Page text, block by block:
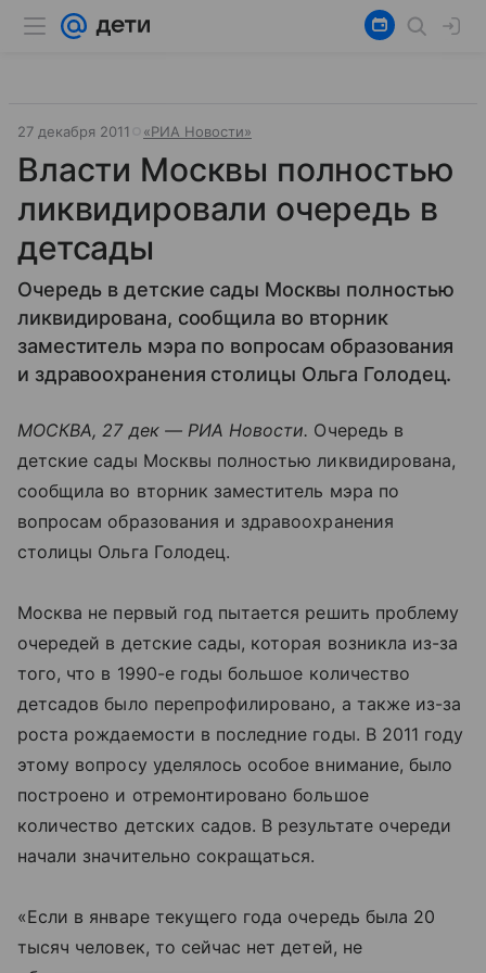
27 декабря 2011 «РИА Новости»
Власти Москвы полностью
ликвидировали очередь в
детсады
Очередь в детские сады Москвы полностью
ликвидирована, сообщила во вторник
заместитель мэра по вопросам образования
и здравоохранения столицы Ольга Голодец.
МОСКВА, 27 дек — РИА Новости. Очередь в
детские сады Москвы полностью ликвидирована,
сообщила во вторник заместитель мэра по
вопросам образования и здравоохранения
столицы Ольга Голодец.
Москва не первый год пытается решить проблему
очередей в детские сады, которая возникла из-за
того, что в 1990-е годы большое количество
детсадов было перепрофилировано, а также из-за
роста рождаемости в последние годы. В 2011 году
этому вопросу уделялось особое внимание, было
построено и отремонтировано большое
количество детских садов. В результате очереди
начали значительно сокращаться.
«Если в январе текущего года очередь была 20
тысяч человек, то сейчас нет детей, не